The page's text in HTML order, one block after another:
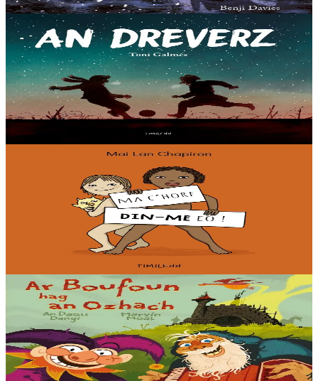
Er stok14,00 €
7 vloaz hag ouzhpenn
Timilenn
An Dreverz
« An deiz bravañ eo bet er brezel gwashañ » Da nozvezh an
Nedeleg e 1914, e deroù ar Brezel-bed Kentañ, soudarded hag a oa
o stourm e trañcheoù kalon Europa...
Er stok
Ma c'horf DIN-ME eo !
Un albom fentus ha gant kalz livioù evit deskiñ d'ar vugale vihan
penaos dizoleiñ o lodennoù prevez ha diwall anezho ! « Setu da
gorf, dit-te eo. N'en deus den...
3 bloaz hag ouzhpenn
Timilenn
Ar Boufoun hag an ozhac'h
Ur wech e oa hag ur wech ne oa ket, met ur wech e oa memes tra,
ur boufoun diroll hag un ozhac'h fur o vevañ en ur c'hastell. Brav ar
vuhez emezoc’h ? Ket... O-unan-penn e oant....